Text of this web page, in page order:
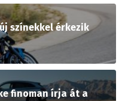
új színekkel érkezik
finoman írja át a